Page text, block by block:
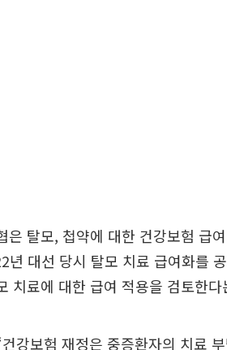
은 탈모, 첩약에 대한 건강보험 급
년 대선 당시 탈모 치료 급여화를
치료에 대한 급여 적용을 검토한다
강보험 재정은 중증환자의 치료